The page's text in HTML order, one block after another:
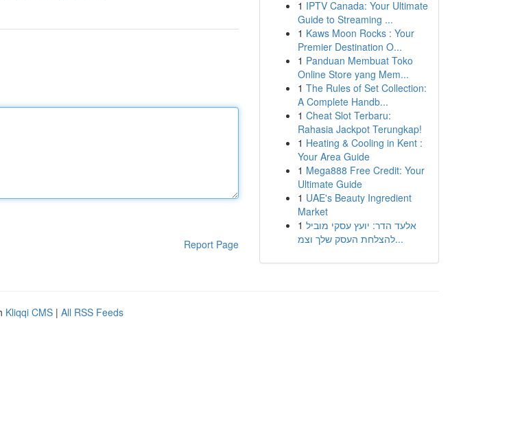
Report Page
1 IPTV Canada: Your Ultimate
Guide to Streaming ...
1 Kaws Moon Rocks : Your
Premier Destination O...
1 Panduan Membuat Toko
Online Store yang Mem...
1 The Rules of Set Collection:
A Complete Handb...
1 Cheat Slot Terbaru:
Rahasia Jackpot Terungkap!
1 Heating & Cooling in Kent :
Your Area Guide
1 Mega888 Free Credit: Your
Ultimate Guide
1 UAE's Beauty Ingredient
Market
1 אלעד הדר: יועץ עסקי מוביל
להצלחת העסק שלך וצמ...
Kliqqi CMS | All RSS Feeds